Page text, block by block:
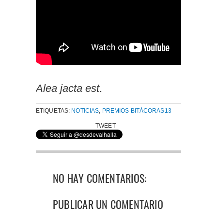
Alea jacta est.
ETIQUETAS: NOTICIAS PREMIOS BITÁCORAS13
TWEET
NO HAY COMENTARIOS:
PUBLICAR UN COMENTARIO